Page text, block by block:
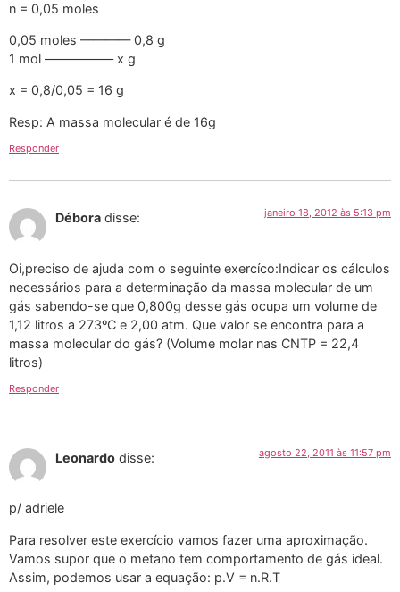
n = 0,05 moles
0,05 moles ———— 0,8 g
1 mol —————– x g
x = 0,8/0,05 = 16 g
Resp: A massa molecular é de 16g
Responder
Débora disse: janeiro 18, 2012 às 5:13 pm
Oi,preciso de ajuda com o seguinte exercíco:Indicar os cálculos
necessários para a determinação da massa molecular de um
gás sabendo-se que 0,800g desse gás ocupa um volume de
1,12 litros a 273ºC e 2,00 atm. Que valor se encontra para a
massa molecular do gás? (Volume molar nas CNTP = 22,4
litros)
Responder
Leonardo disse: agosto 22, 2011 às 11:57 pm
p/ adriele
Para resolver este exercício vamos fazer uma aproximação.
Vamos supor que o metano tem comportamento de gás ideal.
Assim, podemos usar a equação: p.V = n.R.T